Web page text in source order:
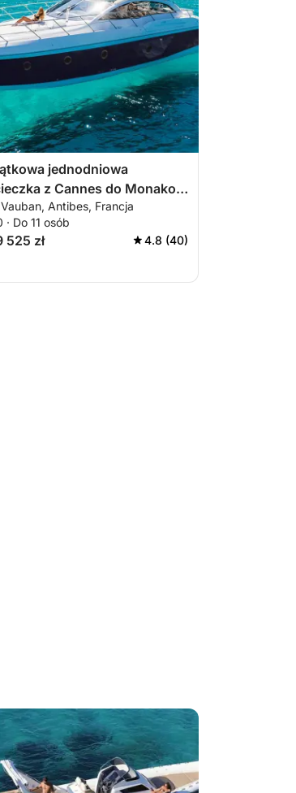
jednodniowa
z Cannes do Monako
Sessa C48 - A
Antibes, Francja
· Do 11 osób
525 zł 4.8 (40)